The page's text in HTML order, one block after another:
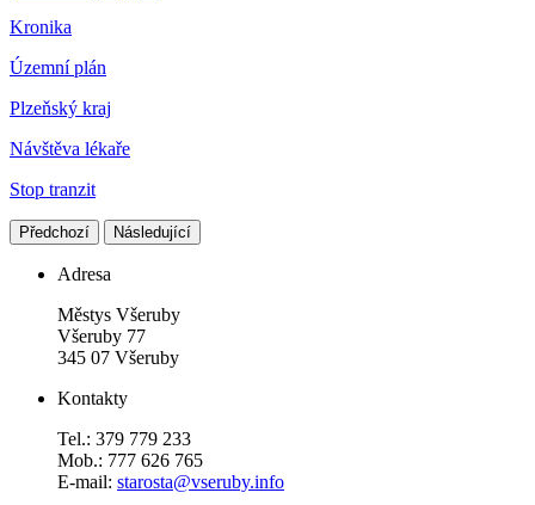
Kronika
Územní plán
Plzeňský kraj
Návštěva lékaře
Stop tranzit
Předchozí Následující
Adresa
Městys Všeruby
Všeruby 77
345 07 Všeruby
Kontakty
Tel.: 379 779 233
Mob.: 777 626 765
E-mail: starosta@vseruby.info